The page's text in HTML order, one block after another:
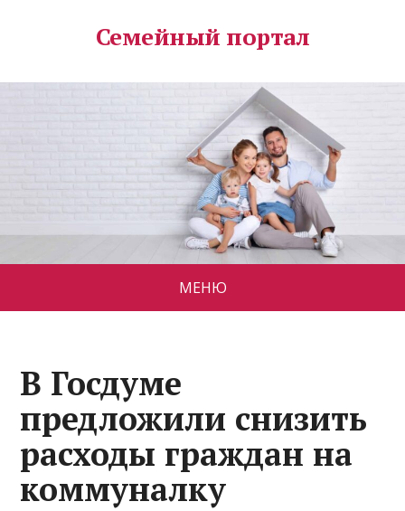
Семейный портал
МЕНЮ
В Госдуме
предложили снизить
расходы граждан на
коммуналку